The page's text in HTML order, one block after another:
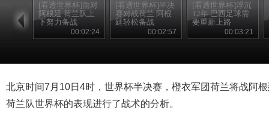
[看透世界杯]面对
阿根廷 荷兰队上
下努力备战
00:02:24
[看透世界杯]半决
赛对战荷兰 阿根
廷轻松备战
00:02:57
[看透世界杯]浮沉
12年 巴西足球需
要重新上路
00:03:21
北京时间7月10日4时，世界杯半决赛，橙衣军团荷兰将战阿
荷兰队世界杯的表现进行了战术的分析。